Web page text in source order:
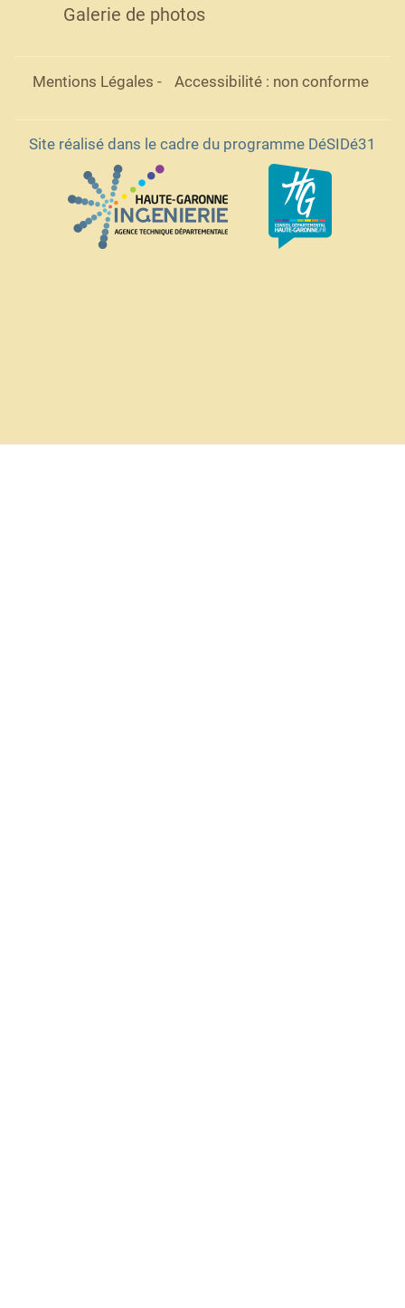
Galerie de photos
Mentions Légales - Accessibilité : non conforme
Site réalisé dans le cadre du programme DéSIDé31